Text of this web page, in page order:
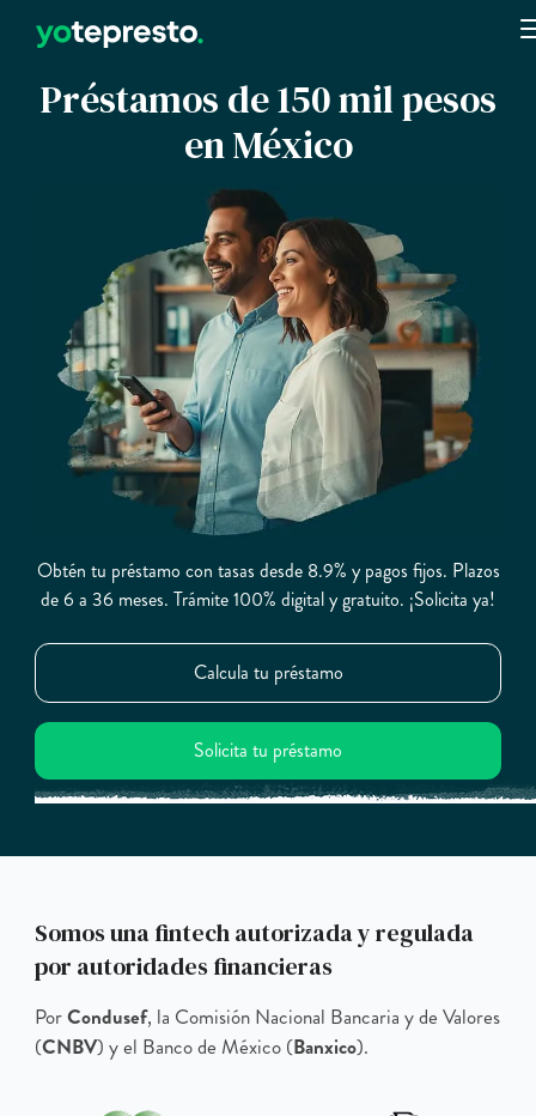
Préstamos de 150 mil pesos
en México
Obtén tu préstamo con tasas desde 8.9% y pagos fijos. Plazos
de 6 a 36 meses. Trámite 100% digital y gratuito. ¡Solicita ya!
Calcula tu préstamo
Solicita tu préstamo
Somos una fintech autorizada y regulada
por autoridades financieras
PorCondusef, la Comisión Nacional Bancaria y de Valores
(CNBV) y el Banco de México (Banxico).